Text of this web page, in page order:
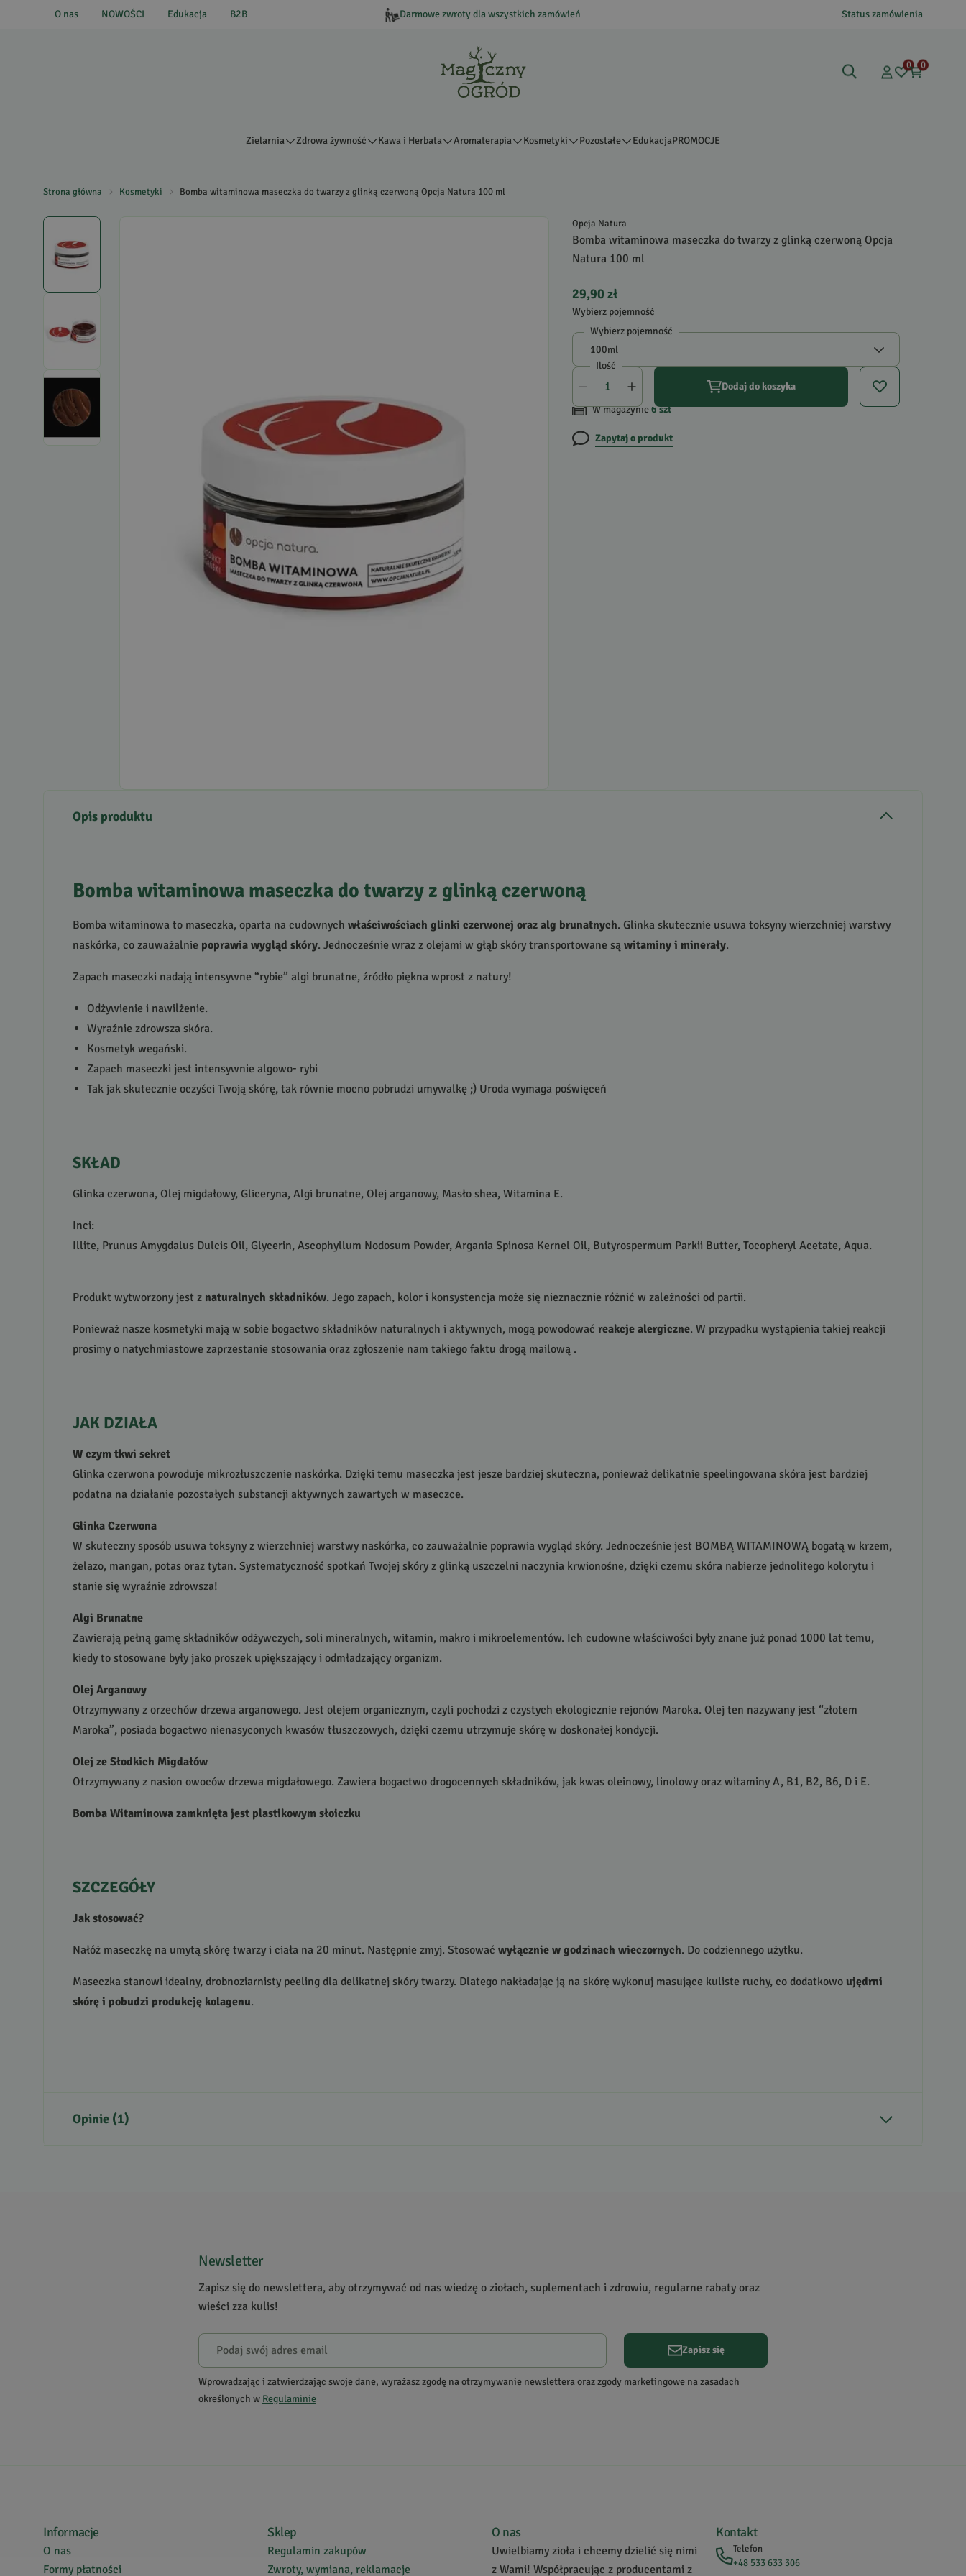
O nas NOWOŚCI Edukacja B2B Darmowe zwroty dla wszystkich zamówień Status zamówienia
0 0
Zielarnia Zdrowa żywność Kawa i Herbata Aromaterapia Kosmetyki Pozostałe EdukacjaPROMOCJE
Strona główna Kosmetyki Bomba witaminowa maseczka do twarzy z glinką czerwoną Opcja Natura 100 ml
Opcja Natura
Bomba witaminowa maseczka do twarzy z glinką czerwoną Opcja
Natura 100 ml
29,90 zł
Wybierz pojemność
Wybierz pojemność
Ilość
Dodaj do koszyka
W magazynie6szt
Zapytaj o produkt
Opis produktu
Bomba witaminowa maseczka do twarzy z glinką czerwoną
Bomba witaminowa to maseczka, oparta na cudownych właściwościach glinki czerwonej oraz alg brunatnych. Glinka skutecznie usuwa toksyny wierzchniej warstwy
naskórka, co zauważalnie poprawia wygląd skóry. Jednocześnie wraz z olejami w głąb skóry transportowane są witaminy i minerały.
Zapach maseczki nadają intensywne “rybie” algi brunatne, źródło piękna wprost z natury!
Odżywienie i nawilżenie.
Wyraźnie zdrowsza skóra.
Kosmetyk wegański.
Zapach maseczki jest intensywnie algowo- rybi
Tak jak skutecznie oczyści Twoją skórę, tak równie mocno pobrudzi umywalkę ;) Uroda wymaga poświęceń
SKŁAD
Glinka czerwona, Olej migdałowy, Gliceryna, Algi brunatne, Olej arganowy, Masło shea, Witamina E.
Inci:
Illite, Prunus Amygdalus Dulcis Oil, Glycerin, Ascophyllum Nodosum Powder, Argania Spinosa Kernel Oil, Butyrospermum Parkii Butter, Tocopheryl Acetate, Aqua.
Produkt wytworzony jest z naturalnych składników. Jego zapach, kolor i konsystencja może się nieznacznie różnić w zależności od partii.
Ponieważ nasze kosmetyki mają w sobie bogactwo składników naturalnych i aktywnych, mogą powodować reakcje alergiczne. W przypadku wystąpienia takiej reakcji
prosimy o natychmiastowe zaprzestanie stosowania oraz zgłoszenie nam takiego faktu drogą mailową .
JAK DZIAŁA
W czym tkwi sekret
Glinka czerwona powoduje mikrozłuszczenie naskórka. Dzięki temu maseczka jest jesze bardziej skuteczna, ponieważ delikatnie speelingowana skóra jest bardziej
podatna na działanie pozostałych substancji aktywnych zawartych w maseczce.
Glinka Czerwona
W skuteczny sposób usuwa toksyny z wierzchniej warstwy naskórka, co zauważalnie poprawia wygląd skóry. Jednocześnie jest BOMBĄ WITAMINOWĄ bogatą w krzem,
żelazo, mangan, potas oraz tytan. Systematyczność spotkań Twojej skóry z glinką uszczelni naczynia krwionośne, dzięki czemu skóra nabierze jednolitego kolorytu i
stanie się wyraźnie zdrowsza!
Algi Brunatne
Zawierają pełną gamę składników odżywczych, soli mineralnych, witamin, makro i mikroelementów. Ich cudowne właściwości były znane już ponad 1000 lat temu,
kiedy to stosowane były jako proszek upiększający i odmładzający organizm.
Olej Arganowy
Otrzymywany z orzechów drzewa arganowego. Jest olejem organicznym, czyli pochodzi z czystych ekologicznie rejonów Maroka. Olej ten nazywany jest “złotem
Maroka”, posiada bogactwo nienasyconych kwasów tłuszczowych, dzięki czemu utrzymuje skórę w doskonałej kondycji.
Olej ze Słodkich Migdałów
Otrzymywany z nasion owoców drzewa migdałowego. Zawiera bogactwo drogocennych składników, jak kwas oleinowy, linolowy oraz witaminy A, B1, B2, B6, D i E.
Bomba Witaminowa zamknięta jest plastikowym słoiczku
SZCZEGÓŁY
Jak stosować?
Nałóż maseczkę na umytą skórę twarzy i ciała na 20 minut. Następnie zmyj. Stosować wyłącznie w godzinach wieczornych. Do codziennego użytku.
Maseczka stanowi idealny, drobnoziarnisty peeling dla delikatnej skóry twarzy. Dlatego nakładając ją na skórę wykonuj masujące kuliste ruchy, co dodatkowo ujędrni
skórę i pobudzi produkcję kolagenu.
Opinie (1)
W naszej witrynie opinie mogą dodawać tylko osoby, które zakupiły produkt.
Newsletter
Zapisz się do newslettera, aby otrzymywać od nas wiedzę o ziołach, suplementach i zdrowiu, regularne rabaty oraz
wieści zza kulis!
Zapisz się
Wprowadzając i zatwierdzając swoje dane, wyrażasz zgodę na otrzymywanie newslettera oraz zgody marketingowe na zasadach
określonych w Regulaminie
Informacje
O nas
Formy płatności
Sklep
Regulamin zakupów
Zwroty, wymiana, reklamacje
O nas
Uwielbiamy zioła i chcemy dzielić się nimi
z Wami! Współpracując z producentami z
Kontakt
Telefon
+48 533 633 306